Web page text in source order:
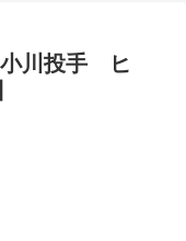
川投手 ヒ